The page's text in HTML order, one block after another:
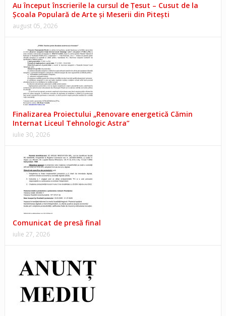
Au început înscrierile la cursul de Țesut – Cusut de la
Școala Populară de Arte și Meserii din Pitești
august 05, 2026
Finalizarea Proiectului „Renovare energetică Cămin
Internat Liceul Tehnologic Astra”
iulie 30, 2026
Comunicat de presă final
iulie 27, 2026